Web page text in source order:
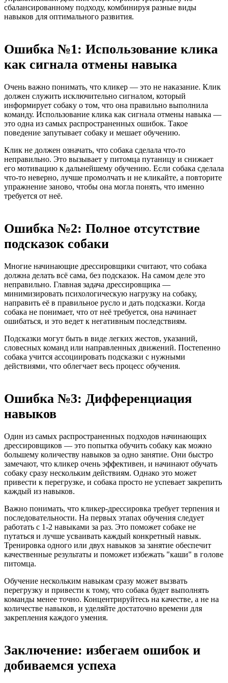
сбалансированному подходу, комбинируя разные виды
навыков для оптимального развития.
Ошибка №1: Использование клика
как сигнала отмены навыка
Очень важно понимать, что кликер — это не наказание. Клик
должен служить исключительно сигналом, который
информирует собаку о том, что она правильно выполнила
команду. Использование клика как сигнала отмены навыка —
это одна из самых распространенных ошибок. Такое
поведение запутывает собаку и мешает обучению.
Клик не должен означать, что собака сделала что-то
неправильно. Это вызывает у питомца путаницу и снижает
его мотивацию к дальнейшему обучению. Если собака сделала
что-то неверно, лучше промолчать и не кликайте, а повторите
упражнение заново, чтобы она могла понять, что именно
требуется от неё.
Ошибка №2: Полное отсутствие
подсказок собаки
Многие начинающие дрессировщики считают, что собака
должна делать всё сама, без подсказок. На самом деле это
неправильно. Главная задача дрессировщика —
минимизировать психологическую нагрузку на собаку,
направить её в правильное русло и дать подсказки. Когда
собака не понимает, что от неё требуется, она начинает
ошибаться, и это ведет к негативным последствиям.
Подсказки могут быть в виде легких жестов, указаний,
словесных команд или направленных движений. Постепенно
собака учится ассоциировать подсказки с нужными
действиями, что облегчает весь процесс обучения.
Ошибка №3: Дифференциация
навыков
Один из самых распространенных подходов начинающих
дрессировщиков — это попытка обучить собаку как можно
большему количеству навыков за одно занятие. Они быстро
замечают, что кликер очень эффективен, и начинают обучать
собаку сразу нескольким действиям. Однако это может
привести к перегрузке, и собака просто не успевает закрепить
каждый из навыков.
Важно понимать, что кликер-дрессировка требует терпения и
последовательности. На первых этапах обучения следует
работать с 1-2 навыками за раз. Это поможет собаке не
путаться и лучше усваивать каждый конкретный навык.
Тренировка одного или двух навыков за занятие обеспечит
качественные результаты и поможет избежать "каши" в голове
питомца.
Обучение нескольким навыкам сразу может вызвать
перегрузку и привести к тому, что собака будет выполнять
команды менее точно. Концентрируйтесь на качестве, а не на
количестве навыков, и уделяйте достаточно времени для
закрепления каждого умения.
Заключение: избегаем ошибок и
добиваемся успеха